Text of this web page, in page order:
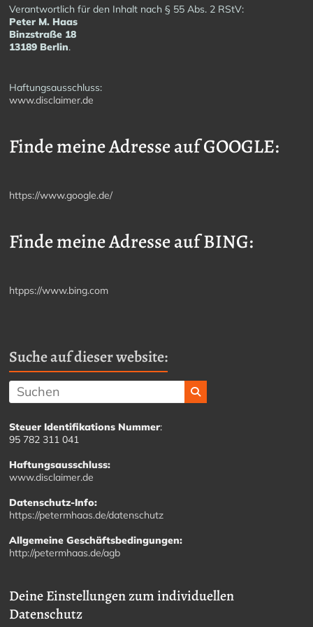
Verantwortlich für den Inhalt nach § 55 Abs. 2 RStV:
Peter M. Haas
Binzstraße 18
13189 Berlin.
Haftungsausschluss:
www.disclaimer.de
Finde meine Adresse auf GOOGLE:
https://www.google.de/
Finde meine Adresse auf BING:
htpps://www.bing.com
Suche auf dieser website:
Steuer Identifikations Nummer:
95 782 311 041
Haftungsausschluss:
www.disclaimer.de
Datenschutz-Info:
https://petermhaas.de/datenschutz
Allgemeine Geschäftsbedingungen:
http://petermhaas.de/agb
Deine Einstellungen zum individuellen
Datenschutz